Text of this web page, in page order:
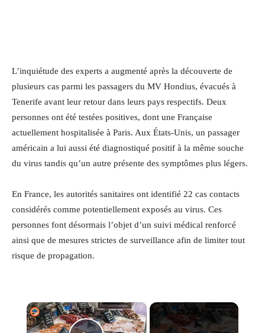
L’inquiétude des experts a augmenté après la découverte de
plusieurs cas parmi les passagers du MV Hondius, évacués à
Tenerife avant leur retour dans leurs pays respectifs. Deux
personnes ont été testées positives, dont une Française
actuellement hospitalisée à Paris. Aux États-Unis, un passager
américain a lui aussi été diagnostiqué positif à la même souche
du virus tandis qu’un autre présente des symptômes plus légers.
En France, les autorités sanitaires ont identifié 22 cas contacts
considérés comme potentiellement exposés au virus. Ces
personnes font désormais l’objet d’un suivi médical renforcé
ainsi que de mesures strictes de surveillance afin de limiter tout
risque de propagation.
×